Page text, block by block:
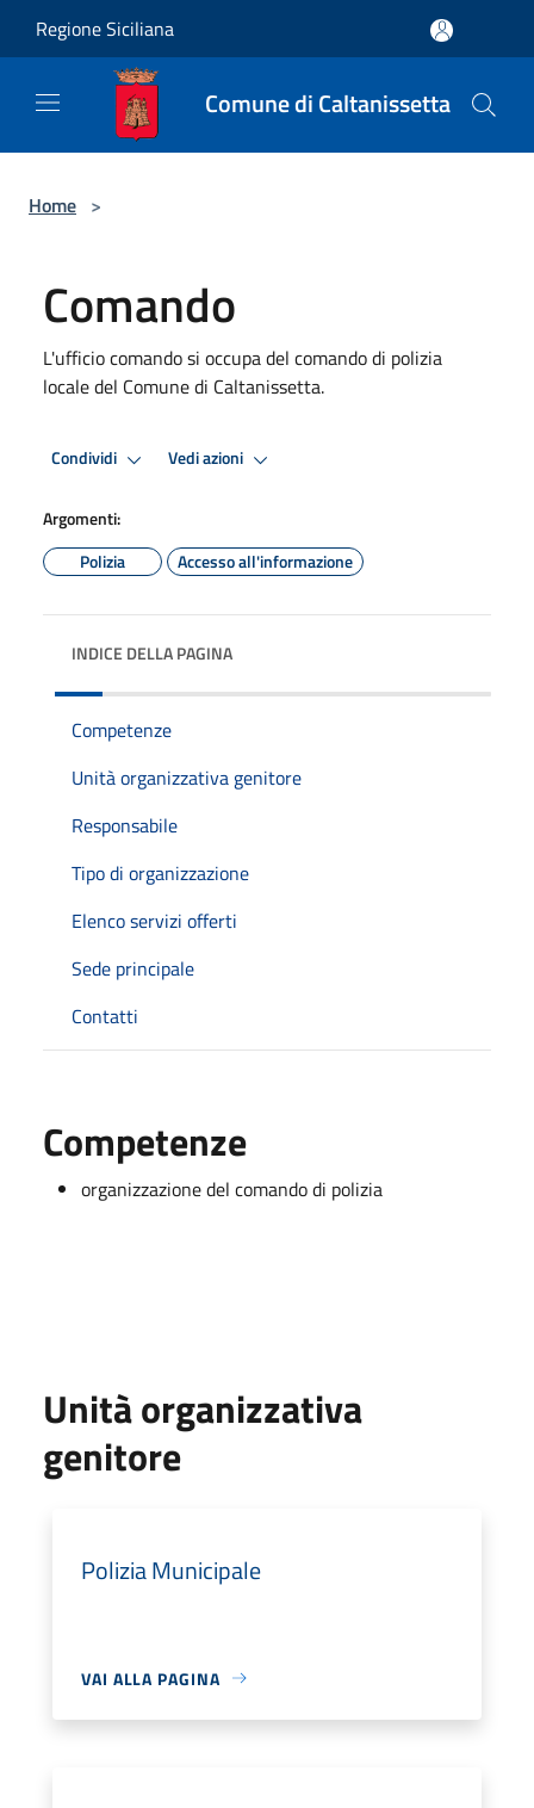
Regione Siciliana
Comune di Caltanissetta
Home >
Comando
L'ufficio comando si occupa del comando di polizia
locale del Comune di Caltanissetta.
Condividi Vedi azioni
Argomenti:
Polizia
Accesso all'informazione
INDICE DELLA PAGINA
Competenze
Unità organizzativa genitore
Responsabile
Tipo di organizzazione
Elenco servizi offerti
Sede principale
Contatti
Competenze
organizzazione del comando di polizia
Unità organizzativa
genitore
Polizia Municipale
VAI ALLA PAGINA